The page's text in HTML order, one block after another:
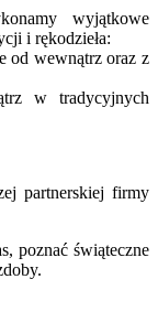
wyjątkowe
i rękodzieła:
od wewnątrz oraz z
w tradycyjnych
partnerskiej firmy
poznać świąteczne